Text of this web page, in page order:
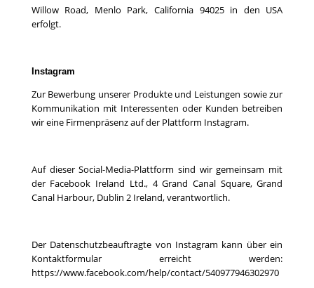
Willow Road, Menlo Park, California 94025 in den USA
erfolgt.
Instagram
Zur Bewerbung unserer Produkte und Leistungen sowie zur
Kommunikation mit Interessenten oder Kunden betreiben
wir eine Firmenpräsenz auf der Plattform Instagram.
Auf dieser Social-Media-Plattform sind wir gemeinsam mit
der Facebook Ireland Ltd., 4 Grand Canal Square, Grand
Canal Harbour, Dublin 2 Ireland, verantwortlich.
Der Datenschutzbeauftragte von Instagram kann über ein
Kontaktformular erreicht werden:
https://www.facebook.com/help/contact/540977946302970